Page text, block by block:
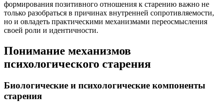
формирования позитивного отношения к старению важно не
только разобраться в причинах внутренней сопротивляемости,
но и овладеть практическими механизмами переосмысления
своей роли и идентичности.
Понимание механизмов
психологического старения
Биологические и психологические компоненты
старения